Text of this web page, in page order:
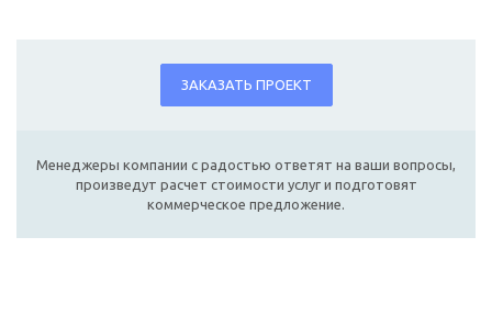
ЗАКАЗАТЬ ПРОЕКТ
Менеджеры компании с радостью ответят на ваши вопросы,
произведут расчет стоимости услуг и подготовят
коммерческое предложение.